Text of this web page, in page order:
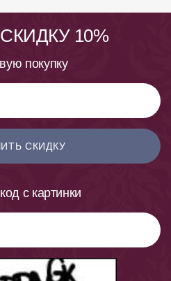
10%
покупку
СКИДКУ
с картинки